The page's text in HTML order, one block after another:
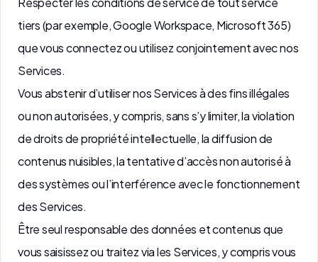
tiers (par exemple, Google Workspace, Microsoft 365)
que vous connectez ou utilisez conjointement avec nos
Services.
Vous abstenir d’utiliser nos Services à des fins illégales
ou non autorisées, y compris, sans s’y limiter, la violation
de droits de propriété intellectuelle, la diffusion de
contenus nuisibles, la tentative d’accès non autorisé à
des systèmes ou l’interférence avec le fonctionnement
des Services.
Être seul responsable des données et contenus que
vous saisissez ou traitez via les Services, y compris vous